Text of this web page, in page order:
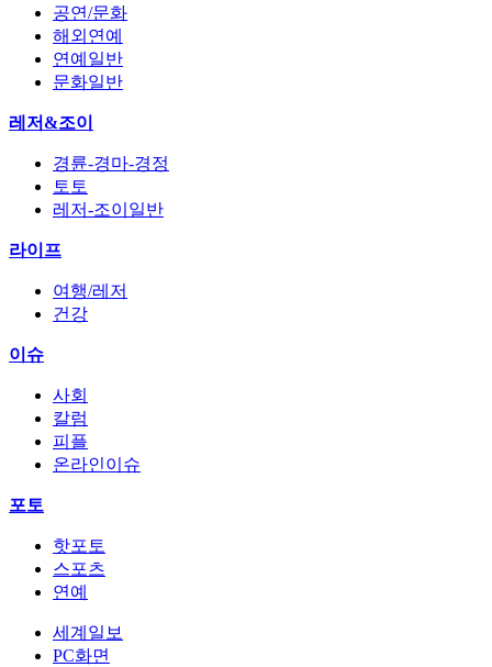
공연/문화
해외연예
연예일반
문화일반
레저&조이
경륜-경마-경정
토토
레저-조이일반
라이프
여행/레저
건강
이슈
사회
칼럼
피플
온라인이슈
포토
핫포토
스포츠
연예
세계일보
PC화면